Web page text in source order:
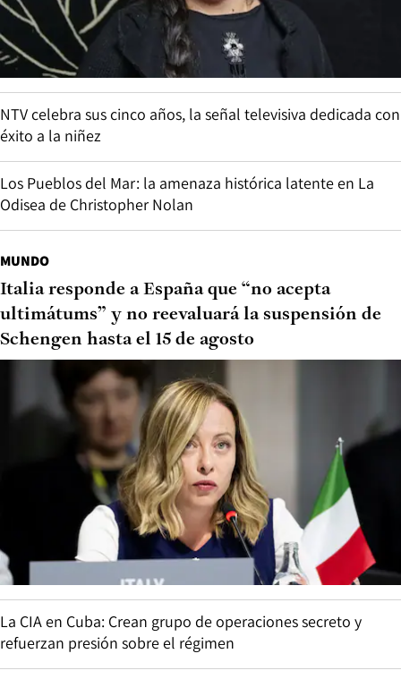
NTV celebra sus cinco años, la señal televisiva dedicada con
éxito a la niñez
Los Pueblos del Mar: la amenaza histórica latente en La
Odisea de Christopher Nolan
MUNDO
Italia responde a España que “no acepta
ultimátums” y no reevaluará la suspensión de
Schengen hasta el 15 de agosto
La CIA en Cuba: Crean grupo de operaciones secreto y
refuerzan presión sobre el régimen